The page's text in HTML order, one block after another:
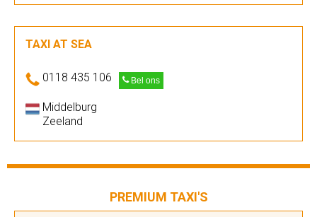
TAXI AT SEA
0118 435 106 Bel ons
Middelburg
Zeeland
PREMIUM TAXI'S